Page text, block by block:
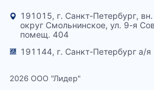
191015, г. Санкт-Петербург,
округ Смольнинское, ул. 9-я
помещ. 404
191144, г. Санкт-Петербург а/
2026 ООО "Лидер"